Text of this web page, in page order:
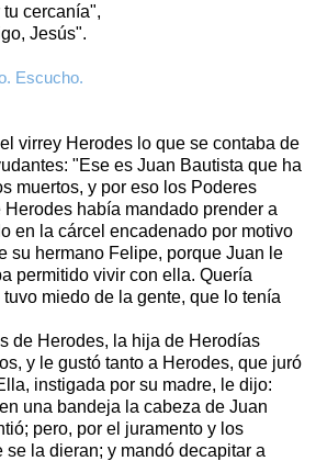
cercanía",
Jesús".
Escucho.
virrey Herodes lo que se contaba de
"Ese es Juan Bautista que ha
muertos, y por eso los Poderes
había mandado prender a
en la cárcel encadenado por motivo
su hermano Felipe, porque Juan le
permitido vivir con ella. Quería
miedo de la gente, que lo tenía
de Herodes, la hija de Herodías
y le gustó tanto a Herodes, que juró
instigada por su madre, le dijo:
una bandeja la cabeza de Juan
pero, por el juramento y los
se la dieran; y mandó decapitar a